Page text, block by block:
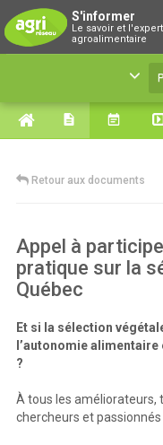
S'informer
Le savoir et
agroalimentaire
Le savoir et
Retour aux documents
Appel à
pratique sur la
Québec
Et si la sélection
l’autonomie
?
À tous les améliorateurs,
chercheurs et